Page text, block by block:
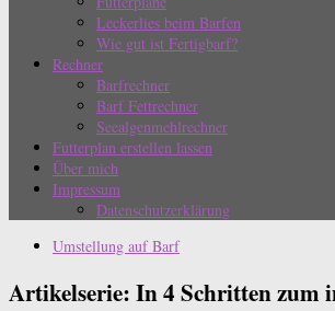
Leckerlies beim Barfen
Wie gut ist Fertigbarf?
Rechner
Barfrechner
Barf Fettrechner
Seealgenmehlrechner
Futterplan erstellen lassen
Über mich
Impressum
Datenschutzerklärung
Umstellung auf Barf
Artikelserie: In 4 Schritten zum